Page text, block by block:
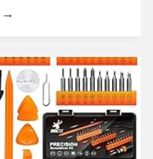
LAMINAT
REPARATURSET,
VERLEGESET
SAUGNAPF,
GUMMIHÄMMERN,
WIEDERVERWENDBAR…